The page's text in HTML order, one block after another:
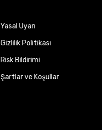
Yasal Uyarı
Gizlilik Politikası
Risk Bildirimi
Şartlar ve Koşullar